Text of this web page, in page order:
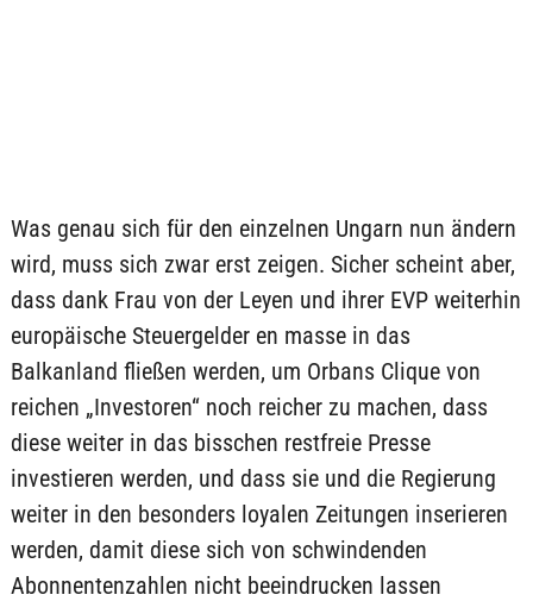
Was genau sich für den einzelnen Ungarn nun ändern
wird, muss sich zwar erst zeigen. Sicher scheint aber,
dass dank Frau von der Leyen und ihrer EVP weiterhin
europäische Steuergelder en masse in das
Balkanland fließen werden, um Orbans Clique von
reichen „Investoren“ noch reicher zu machen, dass
diese weiter in das bisschen restfreie Presse
investieren werden, und dass sie und die Regierung
weiter in den besonders loyalen Zeitungen inserieren
werden, damit diese sich von schwindenden
Abonnentenzahlen nicht beeindrucken lassen